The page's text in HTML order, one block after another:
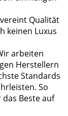
Qualität
keinen Luxus
arbeiten
Herstellern
Standards
So
das Beste auf